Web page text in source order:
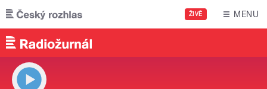
Přejít k hlavnímu obsahu
ŽIVĚ MENU